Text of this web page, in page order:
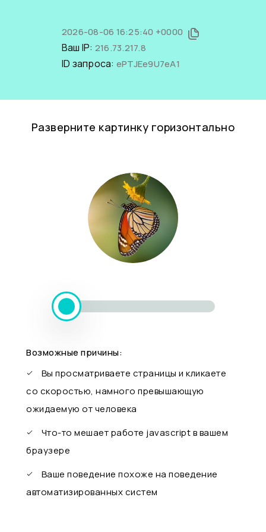
2026-08-06 16:25:40 +0000
Ваш IP: 216.73.217.8
ID запроса: ePTJEe9U7eA1
Разверните картинку горизонтально
Возможные причины:
Вы просматриваете страницы и кликаете
со скоростью, намного превышающую
ожидаемую от человека
Что-то мешает работе javascript в вашем
браузере
Ваше поведение похоже на поведение
автоматизированных систем